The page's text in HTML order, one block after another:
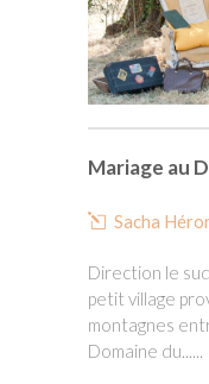
Mariage au
Sacha
Direction le
petit village
montagnes
Domaine du......